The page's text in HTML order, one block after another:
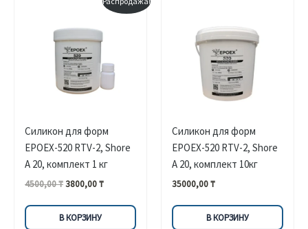
Силикон для форм
EPOEX-520 RTV-2, Shore
A 20, комплект 1 кг
4500,00₸Первоначальная
составляла
4500,00 ₸.
3800,00₸Текущая
3800,00 ₸.
В КОРЗИНУ
Силикон для форм
EPOEX-520 RTV-2, Shore
A 20, комплект 10кг
35000,00₸
В КОРЗИНУ